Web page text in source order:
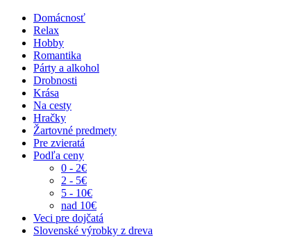
Domácnosť
Relax
Hobby
Romantika
Párty a alkohol
Drobnosti
Krása
Na cesty
Hračky
Žartovné predmety
Pre zvieratá
Podľa ceny
0 - 2€
2 - 5€
5 - 10€
nad 10€
Veci pre dojčatá
Slovenské výrobky z dreva